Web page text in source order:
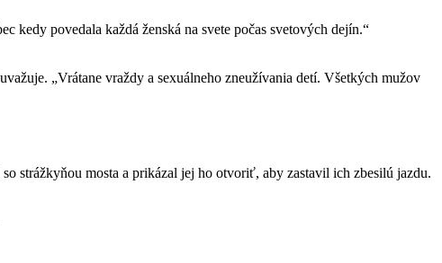
kedy povedala každá ženská na svete počas svetových dejín.“
„Vrátane vraždy a sexuálneho zneužívania detí. Všetkých mužov
strážkyňou mosta a prikázal jej ho otvoriť, aby zastavil ich zbesilú jazdu.